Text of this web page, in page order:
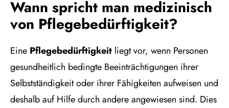
Wann spricht man medizinisch
von Pflegebedürftigkeit?
Eine Pflegebedürftigkeit liegt vor, wenn Personen
gesundheitlich bedingte Beeinträchtigungen ihrer
Selbstständigkeit oder ihrer Fähigkeiten aufweisen und
deshalb auf Hilfe durch andere angewiesen sind. Dies